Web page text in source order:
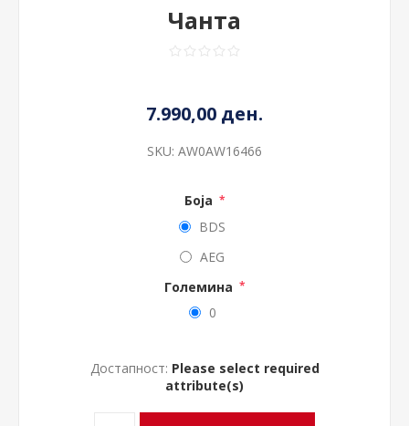
Чанта
7.990,00 ден.
SKU: AW0AW16466
Боја *
BDS
AEG
Големина *
0
Достапност: Please select required
attribute(s)